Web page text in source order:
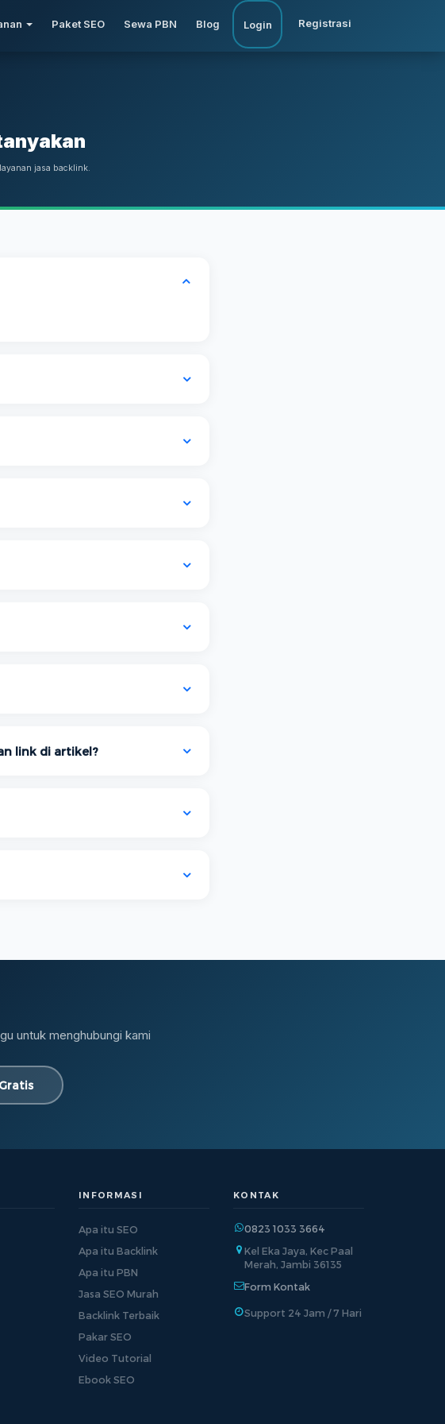
Paket SEO Sewa PBN Blog Login Registrasi
jasa backlink.
link di artikel?
untuk menghubungi kami
INFORMASI
Apa itu SEO
Apa itu Backlink
Apa itu PBN
Jasa SEO Murah
Backlink Terbaik
Pakar SEO
Video Tutorial
Ebook SEO
KONTAK
0823 1033 3664
Kel Eka Jaya, Kec Paal
Merah, Jambi 36135
Form Kontak
Support 24 Jam / 7 Hari